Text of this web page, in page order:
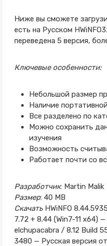
Ниже вы сможете
есть на Русском
переведена 5 версия,
Ключевые особенности:
Небольшой размер
Наличие
Все разделено по
Можно сохранить
изучения
Возможность
Работает почти со
Разработчик: Martin Malik
Размер: 40 MB
Скачать HWiNFO
7.72 + 8.44 (Win7-11 x64)
elchupacabra / 8.12 Build
3480 — Русская версия